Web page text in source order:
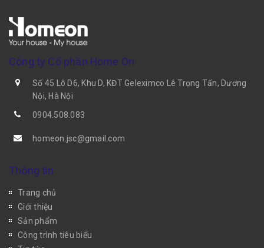
Công ty Cổ phần Home On
Số 45 Lô D6, Khu D, KĐT Geleximco Lê Trọng Tấn, Dương
Nội, Hà Nội
0904.508.083
homeon.jsc@gmail.com
Thông tin
Trang chủ
Giới thiệu
Sản phẩm
Công trình tiêu biểu